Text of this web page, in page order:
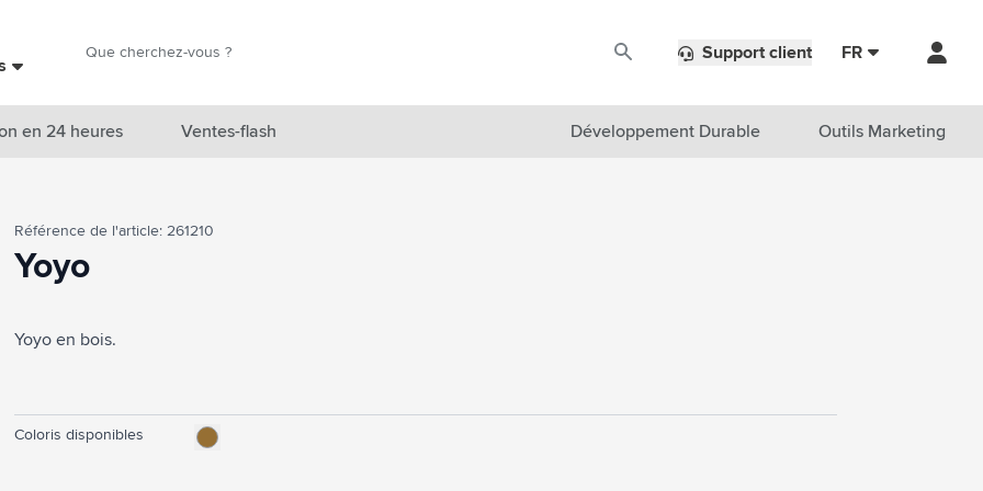
Marques
Accessoires boissons
Sacs & Voyage
Cuisiner & Vivre
Produits de soin
Support client FR
en 24 heures Ventes-flash Développement Durable Outils Marketing
Référence de l'article: 261210
Yoyo
Yoyo en bois.
Coloris disponibles